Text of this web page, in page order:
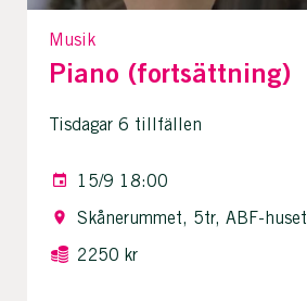
Musik
Piano (fortsättning)
Tisdagar 6 tillfällen
15/9 18:00
Skånerummet, 5tr, ABF-huset
2250 kr